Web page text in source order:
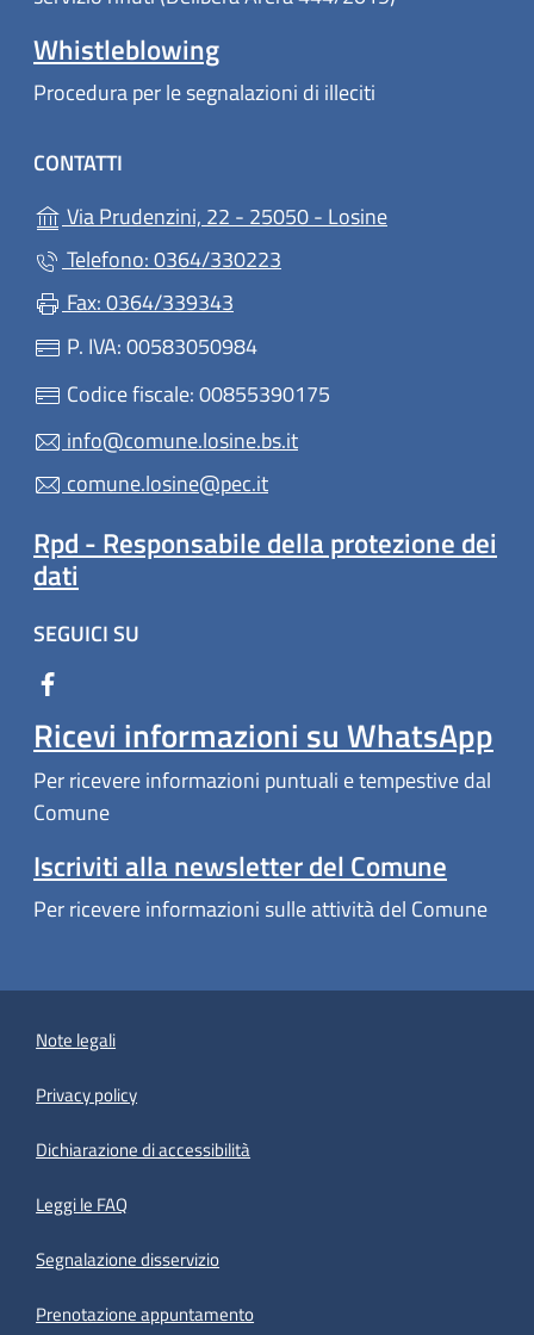
Whistleblowing
Procedura per le segnalazioni di illeciti
CONTATTI
Via Prudenzini, 22 - 25050 - Losine(apre in un'altra
Telefono: 0364/330223
Fax: 0364/339343
P. IVA: 00583050984
Codice fiscale: 00855390175
info@comune.losine.bs.it
comune.losine@pec.it
Rpd - Responsabile della protezione dei
dati
SEGUICI SU
Ricevi informazioni su WhatsApp
Per ricevere informazioni puntuali e tempestive dal
Comune
Iscriviti alla newsletter del Comune
Per ricevere informazioni sulle attività del Comune
Note legali
Privacy policy
Dichiarazione di accessibilità
Leggi le FAQ
Segnalazione disservizio
Prenotazione appuntamento